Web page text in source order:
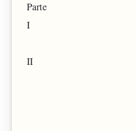
Parte